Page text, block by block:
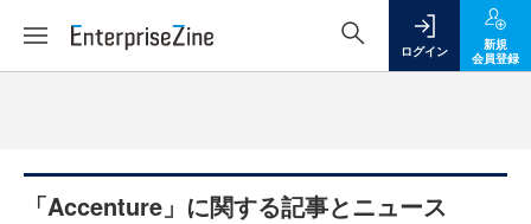
ログイン
新規
会員登録
「Accenture」に関する記事とニュース